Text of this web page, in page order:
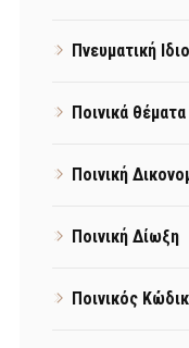
Πνευματική
Ποινικά
Ποινική
Ποινική Δίωξη
Ποινικός